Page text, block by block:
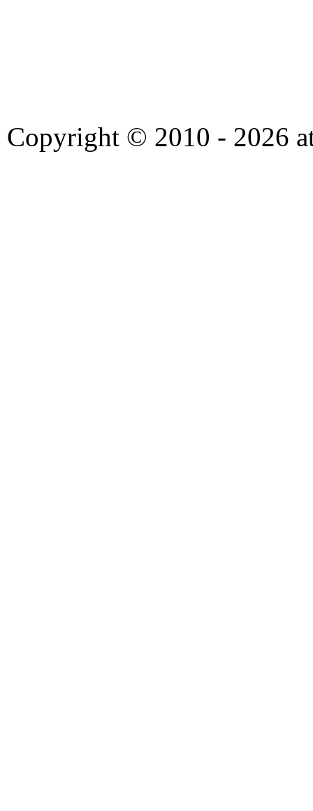
Copyright © 2010 - 2026